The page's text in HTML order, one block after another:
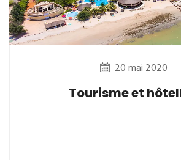
20 mai 2020
Tourisme et